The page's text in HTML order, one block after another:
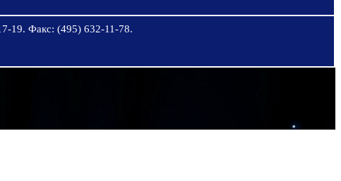
19. Факс: (495) 632-11-78.